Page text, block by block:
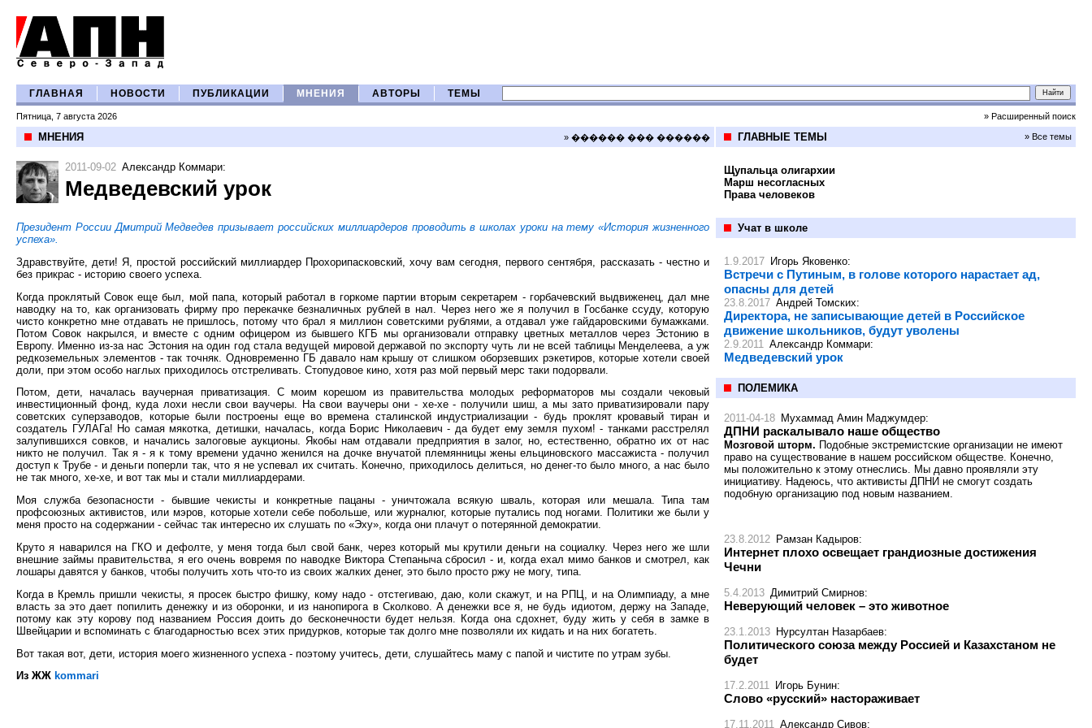
ГЛАВНАЯ НОВОСТИ ПУБЛИКАЦИИ МНЕНИЯ АВТОРЫ ТЕМЫ
Пятница, 7 августа 2026 » Расширенный поиск
МНЕНИЯ » ������ ��� ������
2011-09-02 Александр Коммари:
Медведевский урок
Президент России Дмитрий Медведев призывает российских миллиардеров проводить в школах уроки на тему «История жизненного
успеха».
Здравствуйте, дети! Я, простой российский миллиардер Прохорипасковский, хочу вам сегодня, первого сентября, рассказать - честно и
без прикрас - историю своего успеха.
Когда проклятый Совок еще был, мой папа, который работал в горкоме партии вторым секретарем - горбачевский выдвиженец, дал мне
наводку на то, как организовать фирму про перекачке безналичных рублей в нал. Через него же я получил в Госбанке ссуду, которую
чисто конкретно мне отдавать не пришлось, потому что брал я миллион советскими рублями, а отдавал уже гайдаровскими бумажками.
Потом Совок накрылся, и вместе с одним офицером из бывшего КГБ мы организовали отправку цветных металлов через Эстонию в
Европу. Именно из-за нас Эстония на один год стала ведущей мировой державой по экспорту чуть ли не всей таблицы Менделеева, а уж
редкоземельных элементов - так точняк. Одновременно ГБ давало нам крышу от слишком оборзевших рэкетиров, которые хотели своей
доли, при этом особо наглых приходилось отстреливать. Стопудовое кино, хотя раз мой первый мерс таки подорвали.
Потом, дети, началась ваучерная приватизация. С моим корешом из правительства молодых реформаторов мы создали чековый
инвестиционный фонд, куда лохи несли свои ваучеры. На свои ваучеры они - хе-хе - получили шиш, а мы зато приватизировали пару
советских суперзаводов, которые были построены еще во времена сталинской индустриализации - будь проклят кровавый тиран и
создатель ГУЛАГа! Но самая мякотка, детишки, началась, когда Борис Николаевич - да будет ему земля пухом! - танками расстрелял
залупившихся совков, и начались залоговые аукционы. Якобы нам отдавали предприятия в залог, но, естественно, обратно их от нас
никто не получил. Так я - я к тому времени удачно женился на дочке внучатой племянницы жены ельциновского массажиста - получил
доступ к Трубе - и деньги поперли так, что я не успевал их считать. Конечно, приходилось делиться, но денег-то было много, а нас было
не так много, хе-хе, и вот так мы и стали миллиардерами.
Моя служба безопасности - бывшие чекисты и конкретные пацаны - уничтожала всякую шваль, которая или мешала. Типа там
профсоюзных активистов, или мэров, которые хотели себе побольше, или журналюг, которые путались под ногами. Политики же были у
меня просто на содержании - сейчас так интересно их слушать по «Эху», когда они плачут о потерянной демократии.
Круто я наварился на ГКО и дефолте, у меня тогда был свой банк, через который мы крутили деньги на социалку. Через него же шли
внешние займы правительства, я его очень вовремя по наводке Виктора Степаныча сбросил - и, когда ехал мимо банков и смотрел, как
лошары давятся у банков, чтобы получить хоть что-то из своих жалких денег, это было просто ржу не могу, типа.
Когда в Кремль пришли чекисты, я просек быстро фишку, кому надо - отстегиваю, даю, коли скажут, и на РПЦ, и на Олимпиаду, а мне
власть за это дает попилить денежку и из оборонки, и из нанопирога в Сколково. А денежки все я, не будь идиотом, держу на Западе,
потому как эту корову под названием Россия доить до бесконечности будет нельзя. Когда она сдохнет, буду жить у себя в замке в
Швейцарии и вспоминать с благодарностью всех этих придурков, которые так долго мне позволяли их кидать и на них богатеть.
Вот такая вот, дети, история моего жизненного успеха - поэтому учитесь, дети, слушайтесь маму с папой и чистите по утрам зубы.
Из ЖЖ kommari
ГЛАВНЫЕ ТЕМЫ » Все темы
Щупальца олигархии
Марш несогласных
Права человеков
Учат в школе
1.9.2017 Игорь Яковенко:
Встречи с Путиным, в голове которого нарастает ад,
опасны для детей
23.8.2017 Андрей Томских:
Директора, не записывающие детей в Российское
движение школьников, будут уволены
2.9.2011 Александр Коммари:
Медведевский урок
ПОЛЕМИКА
2011-04-18 Мухаммад Амин Маджумдер:
ДПНИ раскалывало наше общество
Мозговой шторм. Подобные экстремистские организации не имеют
право на существование в нашем российском обществе. Конечно,
мы положительно к этому отнеслись. Мы давно проявляли эту
инициативу. Надеюсь, что активисты ДПНИ не смогут создать
подобную организацию под новым названием.
23.8.2012 Рамзан Кадыров:
Интернет плохо освещает грандиозные достижения
Чечни
5.4.2013 Димитрий Смирнов:
Неверующий человек – это животное
23.1.2013 Нурсултан Назарбаев:
Политического союза между Россией и Казахстаном не
будет
17.2.2011 Игорь Бунин:
Слово «русский» настораживает
17.11.2011 Александр Сивов: